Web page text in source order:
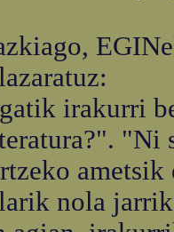
irakurri
"Ni
nola